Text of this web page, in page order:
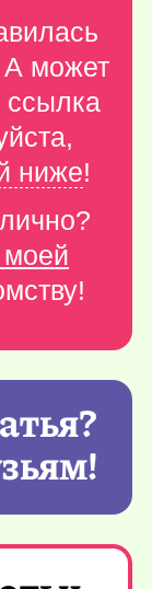
А может
ссылка
ниже!
моей